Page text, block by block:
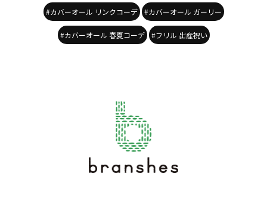
#カバーオール リンクコーデ #カバーオール ガーリー
#カバーオール 春夏コーデ #フリル 出産祝い